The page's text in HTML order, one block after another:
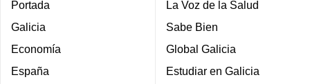
Portada
Galicia
Economía
España
La Voz de la Salud
Sabe Bien
Global Galicia
Estudiar en Galicia